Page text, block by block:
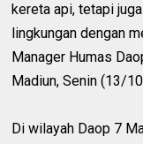
kereta api, tetapi
lingkungan dengan
Manager Humas
Madiun, Senin (13/
Di wilayah Daop 7